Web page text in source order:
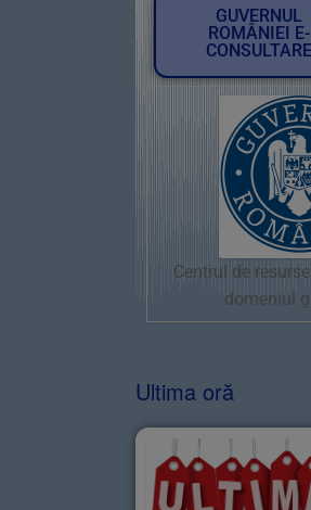
GUVERNUL
ROMÂNIEI E-
CONSULTARE
Centrul de
domeniul
Ultima oră